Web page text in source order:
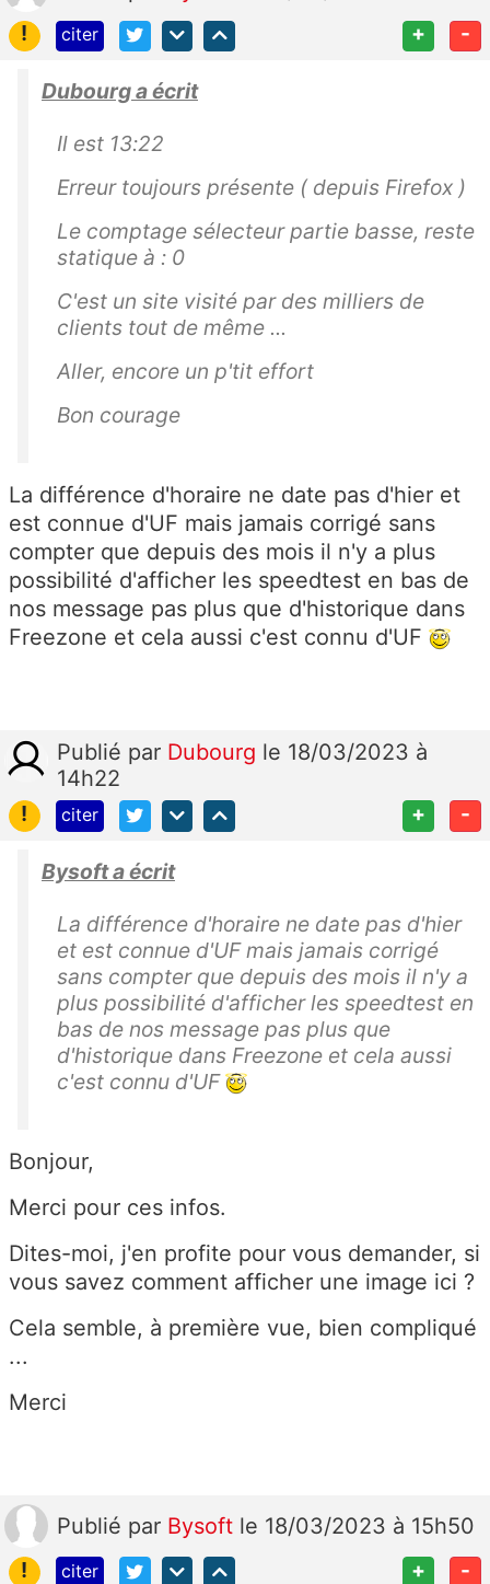
!
citer + -
Dubourg a écrit
Il est 13:22
Erreur toujours présente ( depuis Firefox )
Le comptage sélecteur partie basse, reste
statique à : 0
C'est un site visité par des milliers de
clients tout de même ...
Aller, encore un p'tit effort
Bon courage
La différence d'horaire ne date pas d'hier et
est connue d'UF mais jamais corrigé sans
compter que depuis des mois il n'y a plus
possibilité d'afficher les speedtest en bas de
nos message pas plus que d'historique dans
Freezone et cela aussi c'est connu d'UF
Publié par Dubourg le 18/03/2023 à
14h22
!
citer + -
Bysoft a écrit
La différence d'horaire ne date pas d'hier
et est connue d'UF mais jamais corrigé
sans compter que depuis des mois il n'y a
plus possibilité d'afficher les speedtest en
bas de nos message pas plus que
d'historique dans Freezone et cela aussi
c'est connu d'UF
Bonjour,
Merci pour ces infos.
Dites-moi, j'en profite pour vous demander, si
vous savez comment afficher une image ici ?
Cela semble, à première vue, bien compliqué
...
Merci
Publié par Bysoft le 18/03/2023 à 15h50
!
citer + -